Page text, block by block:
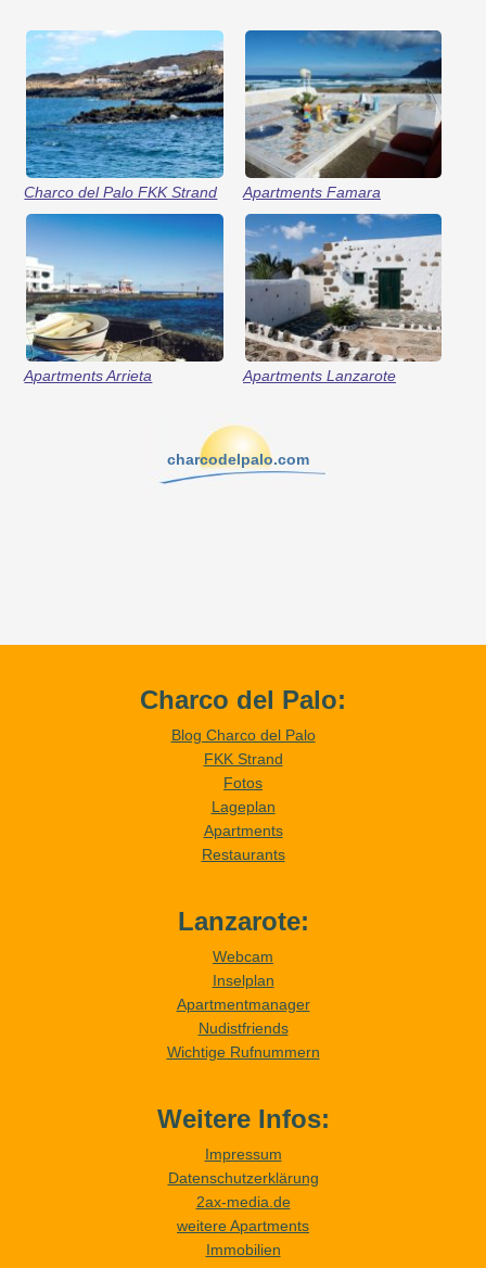
Charco del Palo FKK Strand Apartments Famara
Apartments Arrieta Apartments Lanzarote
charcodelpalo.com
Charco del Palo:
Blog Charco del Palo
FKK Strand
Fotos
Lageplan
Apartments
Restaurants
Lanzarote:
Webcam
Inselplan
Apartmentmanager
Nudistfriends
Wichtige Rufnummern
Weitere Infos:
Impressum
Datenschutzerklärung
2ax-media.de
weitere Apartments
Immobilien